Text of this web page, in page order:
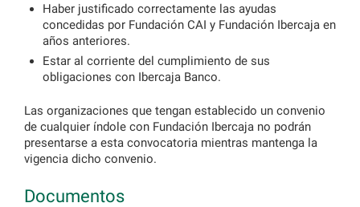
Haber justificado correctamente las ayudas
concedidas por Fundación CAI y Fundación Ibercaja en
años anteriores.
Estar al corriente del cumplimiento de sus
obligaciones con Ibercaja Banco.
Las organizaciones que tengan establecido un convenio
de cualquier índole con Fundación Ibercaja no podrán
presentarse a esta convocatoria mientras mantenga la
vigencia dicho convenio.
Documentos